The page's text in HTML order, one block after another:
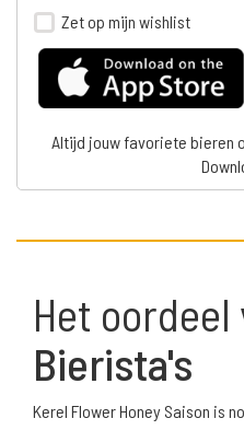
Zet op mijn wishlist
Altijd jouw favoriete bieren
Het oordeel
Bierista's
Kerel Flower Honey Saison is